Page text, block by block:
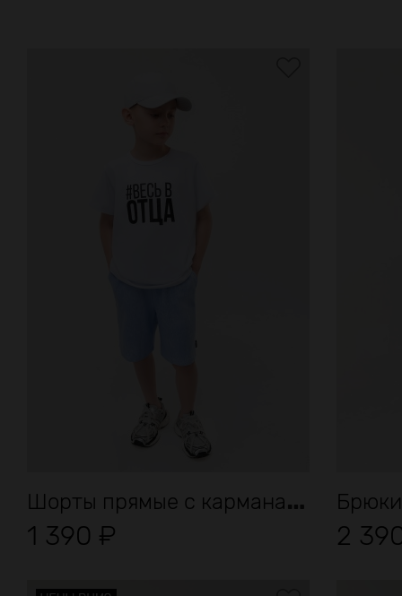
Ш
орты прямые с карманами
1 390 ₽ 2